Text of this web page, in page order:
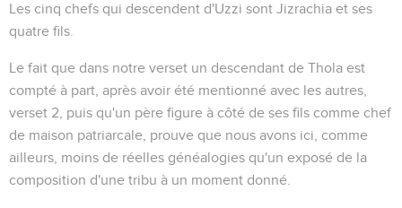
Les cinq chefs qui descendent d'Uzzi sont Jizrachia et ses
quatre fils.
Le fait que dans notre verset un descendant de Thola est
compté à part, après avoir été mentionné avec les autres,
verset 2, puis qu'un père figure à côté de ses fils comme chef
de maison patriarcale, prouve que nous avons ici, comme
ailleurs, moins de réelles généalogies qu'un exposé de la
composition d'une tribu à un moment donné.